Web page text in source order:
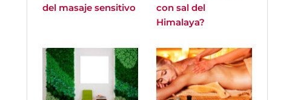
del masaje sensitivo
con sal del
Himalaya?